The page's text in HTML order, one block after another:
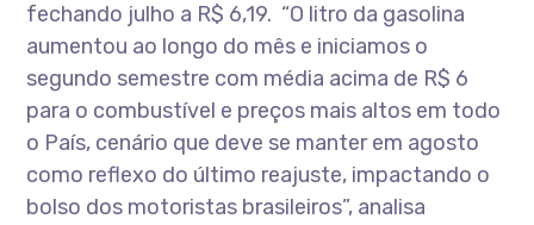
fechando julho a R$ 6,19. “O litro da gasolina
aumentou ao longo do mês e iniciamos o
segundo semestre com média acima de R$ 6
para o combustível e preços mais altos em todo
o País, cenário que deve se manter em agosto
como reflexo do último reajuste, impactando o
bolso dos motoristas brasileiros”, analisa